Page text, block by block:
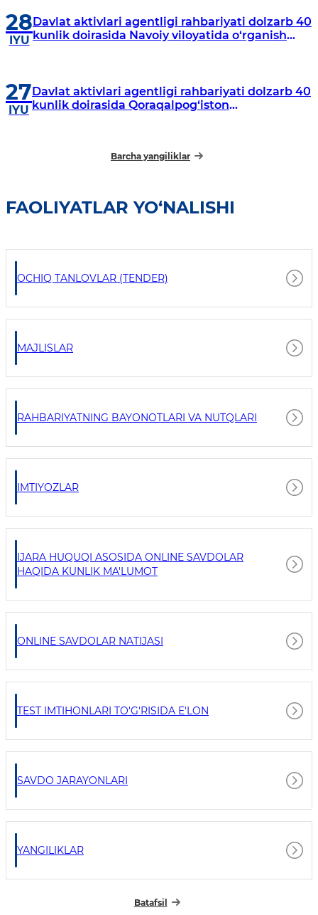
28
IYU
Davlat aktivlari agentligi rahbariyati dolzarb 40
kunlik doirasida Navoiy viloyatida o‘rganish
27
IYU
Davlat aktivlari agentligi rahbariyati dolzarb 40
kunlik doirasida Qoraqalpog‘iston
Barcha yangiliklar
FAOLIYATLAR YO‘NALISHI
OCHIQ TANLOVLAR (TENDER)
MAJLISLAR
RAHBARIYATNING BAYONOTLARI VA NUTQLARI
IMTIYOZLAR
IJARA HUQUQI ASOSIDA ONLINE SAVDOLAR
HAQIDA KUNLIK MA'LUMOT
ONLINE SAVDOLAR NATIJASI
TEST IMTIHONLARI TO'G'RISIDA E'LON
SAVDO JARAYONLARI
YANGILIKLAR
Batafsil